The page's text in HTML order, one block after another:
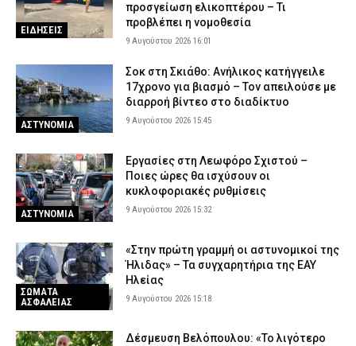
ΕΙΔΗΣΕΙΣ
προσγείωση ελικοπτέρου – Τι
προβλέπει η νομοθεσία
9 Αυγούστου 2026 16:01
ΑΣΤΥΝΟΜΙΑ
Σοκ στη Σκιάθο: Ανήλικος κατήγγειλε
17χρονο για βιασμό – Τον απειλούσε με
διαρροή βίντεο στο διαδίκτυο
9 Αυγούστου 2026 15:45
ΑΣΤΥΝΟΜΙΑ
Εργασίες στη Λεωφόρο Σχιστού –
Ποιες ώρες θα ισχύσουν οι
κυκλοφοριακές ρυθμίσεις
9 Αυγούστου 2026 15:32
ΣΩΜΑΤΑ
ΑΣΦΑΛΕΙΑΣ
«Στην πρώτη γραμμή οι αστυνομικοί της
Ήλιδας» – Τα συγχαρητήρια της ΕΑΥ
Ηλείας
9 Αυγούστου 2026 15:18
Δέσμευση Βελόπουλου: «Το λιγότερο